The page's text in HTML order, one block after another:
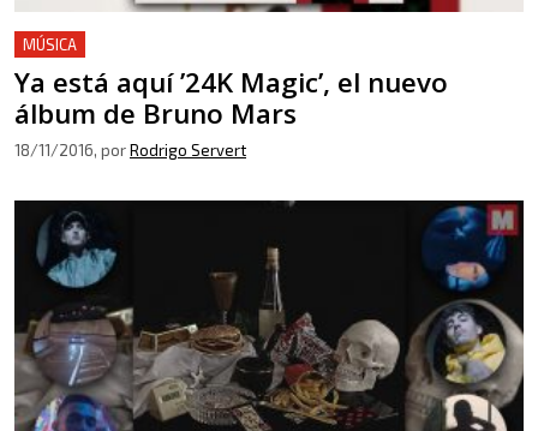
MÚSICA
Ya está aquí ’24K Magic’, el nuevo
álbum de Bruno Mars
18/11/2016, porRodrigo Servert